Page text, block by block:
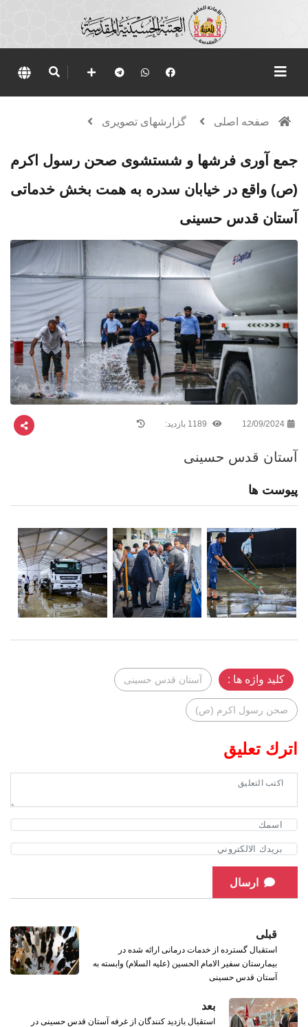
صفحه اصلی گزارشهای تصویری
جمع آوری فرشها و شستشوی صحن رسول اکرم
(ص) واقع در خیابان سدره به همت بخش خدماتی
آستان قدس حسینی
12/09/2024
آستان قدس حسینی
پیوست ها
کلید واژه ها : آستان قدس حسینی
صحن رسول اکرم (ص)
اترك تعليق
ارسال
قبلی
استقبال گسترده از خدمات درمانی ارائه شده در
بیمارستان سفیر الامام الحسین (علیه السلام) وابسته به
آستان قدس حسینی
بعد
استقبال بازدید کنندگان از غرفه آستان قدس حسینی در